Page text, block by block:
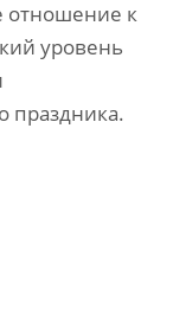
отношение к
уровень
праздника.